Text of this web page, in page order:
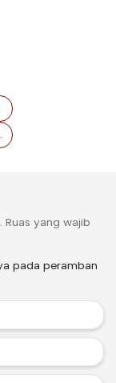
Ruas yang wajib
pada peramban